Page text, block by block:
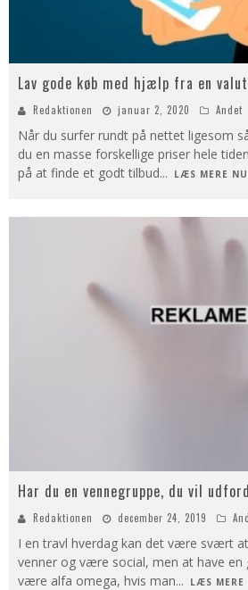
Lav gode køb med hjælp fra en
Redaktionen januar 2, 2020 Andet
Når du surfer rundt på nettet ligesom
du en masse forskellige priser hele
på at finde et godt tilbud... LÆS MERE
Har du en vennegruppe, du vil
Redaktionen december 24, 2019
I en travl hverdag kan det være svært
venner og være social, men at have en
være alfa omega, hvis man... LÆS